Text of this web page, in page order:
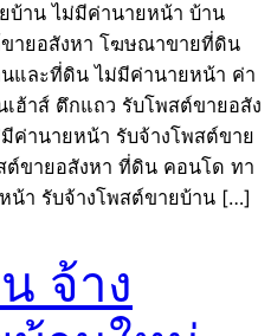
บ้าน ไม่มีค่านายหน้า บ้าน
ายอสังหา โฆษณาขายที่ดิน
และที่ดิน ไม่มีค่านายหน้า ค่า
ฮ้าส์ ตึกแถว รับโพสต์ขายอสัง
ค่านายหน้า รับจ้างโพสต์ขาย
ต์ขายอสังหา ที่ดิน คอนโด ทา
น้า รับจ้างโพสต์ขายบ้าน […]
จ้าง